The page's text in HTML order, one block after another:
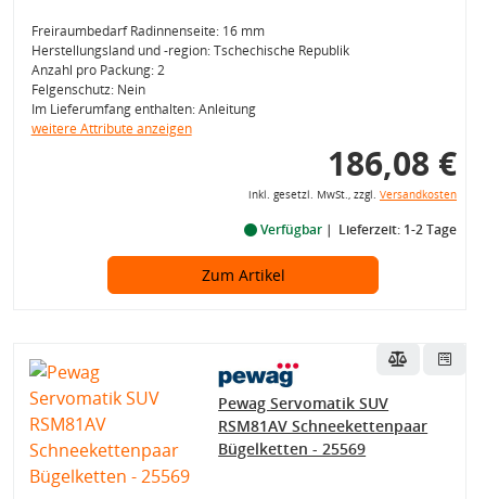
Freiraumbedarf Radinnenseite: 16 mm
Herstellungsland und -region: Tschechische Republik
Anzahl pro Packung: 2
Felgenschutz: Nein
Im Lieferumfang enthalten: Anleitung
weitere Attribute anzeigen
186,08 €
inkl. gesetzl. MwSt., zzgl. Versandkosten
Verfügbar Lieferzeit: 1-2 Tage
Zum Artikel
Pewag Servomatik SUV
RSM81AV Schneekettenpaar
Bügelketten - 25569